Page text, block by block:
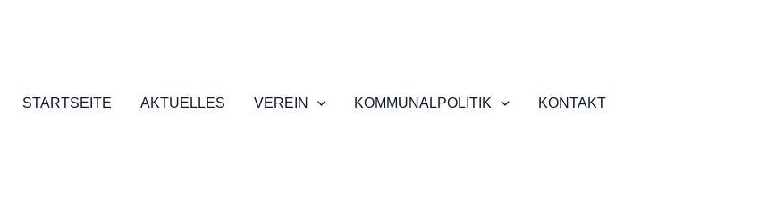
STARTSEITE AKTUELLES VEREIN KOMMUNALPOLITIK KONTAKT